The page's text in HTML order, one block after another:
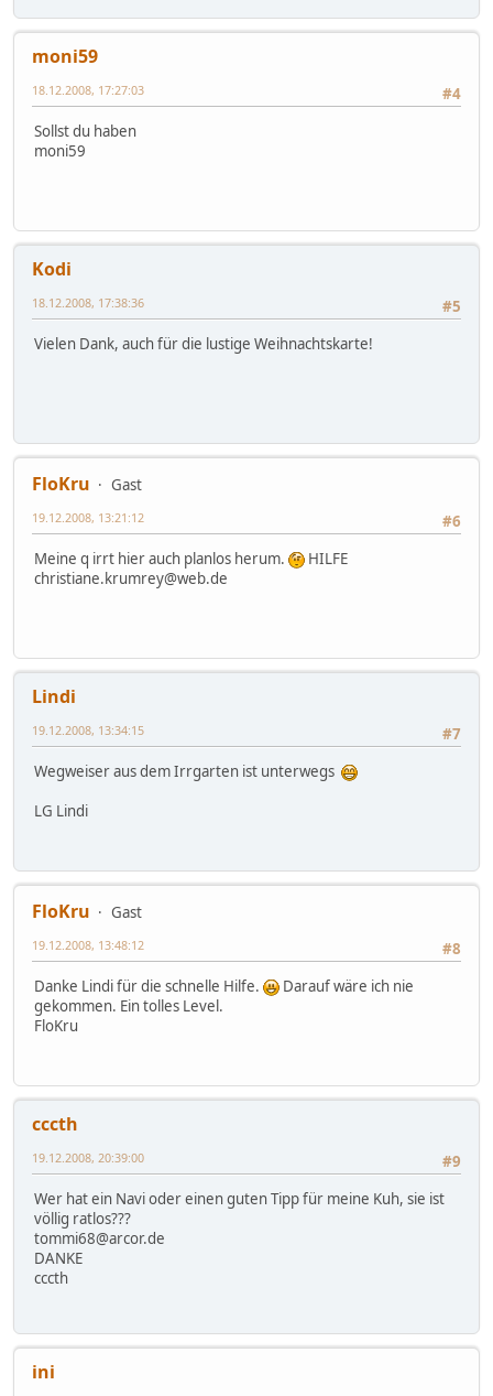
moni59
#4
18.12.2008, 17:27:03
Sollst du haben
moni59
Kodi
#5
18.12.2008, 17:38:36
Vielen Dank, auch für die lustige Weihnachtskarte!
FloKru
Gast
#6
19.12.2008, 13:21:12
Meine q irrt hier auch planlos herum.
HILFE
christiane.krumrey@web.de
Lindi
#7
19.12.2008, 13:34:15
Wegweiser aus dem Irrgarten ist unterwegs
LG Lindi
FloKru
Gast
#8
19.12.2008, 13:48:12
Danke Lindi für die schnelle Hilfe.
Darauf wäre ich nie
gekommen. Ein tolles Level.
FloKru
cccth
#9
19.12.2008, 20:39:00
Wer hat ein Navi oder einen guten Tipp für meine Kuh, sie ist
völlig ratlos???
tommi68@arcor.de
DANKE
cccth
ini